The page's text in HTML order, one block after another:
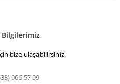
Bilgilerimiz
bize ulaşabilirsiniz.
966 57 99